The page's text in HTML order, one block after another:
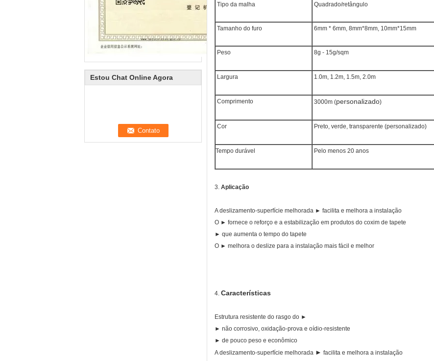
Estou Chat Online Agora
Tipo da malha Quadrado/retângulo
Tamanho do furo 6mm * 6mm, 8mm*8mm, 10mm*15mm
Peso 8g - 15g/sqm
Largura 1.0m, 1.2m, 1.5m, 2.0m
Comprimento 3000m (personalizado)
Cor Preto, verde, transparente (personalizado)
Tempo durável Pelo menos 20 anos
3. Aplicação
A deslizamento-superfície melhorada ► facilita e melhora a instalação
O ► fornece o reforço e a estabilização em produtos do coxim de tapete
► que aumenta o tempo do tapete
O ► melhora o deslize para a instalação mais fácil e melhor
4. Características
Estrutura resistente do rasgo do ►
► não corrosivo, oxidação-prova e oídio-resistente
► de pouco peso e econômico
A deslizamento-superfície melhorada ► facilita e melhora a instalação